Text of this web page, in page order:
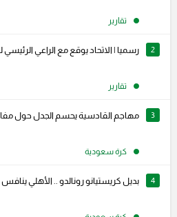
تقارير
2 رسميا | الاتحاد يوقع مع الراعي
تقارير
3 مهاجم القادسية يحسم الجدل حول
كرة سعودية
4 بديل كريستيانو رونالدو .. الأهلي